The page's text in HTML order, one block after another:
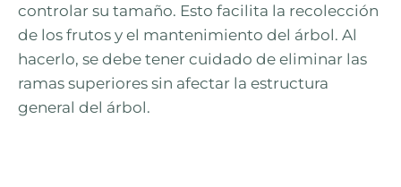
controlar su tamaño. Esto facilita la recolección
de los frutos y el mantenimiento del árbol. Al
hacerlo, se debe tener cuidado de eliminar las
ramas superiores sin afectar la estructura
general del árbol.